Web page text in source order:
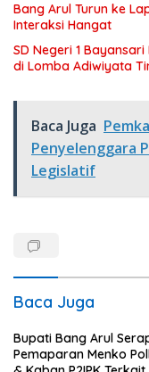
Bang Arul Turun ke
Interaksi Hangat
SD Negeri 1
di Lomba Adiwiyata
Baca Juga
Penyelenggara
Legislatif
Baca Juga
Bupati Bang Arul
Pemaparan Menko